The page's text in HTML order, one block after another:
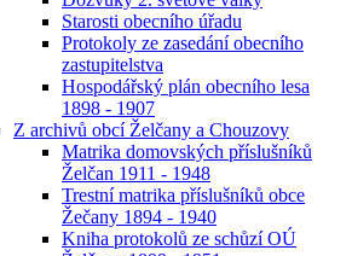
Starosti obecního úřadu
Protokoly ze zasedání obecního
zastupitelstva
Hospodářský plán obecního lesa
1898 - 1907
Z archivů obcí Želčany a Chouzovy
Matrika domovských příslušníků
Želčan 1911 - 1948
Trestní matrika příslušníků obce
Žečany 1894 - 1940
Kniha protokolů ze schůzí OÚ